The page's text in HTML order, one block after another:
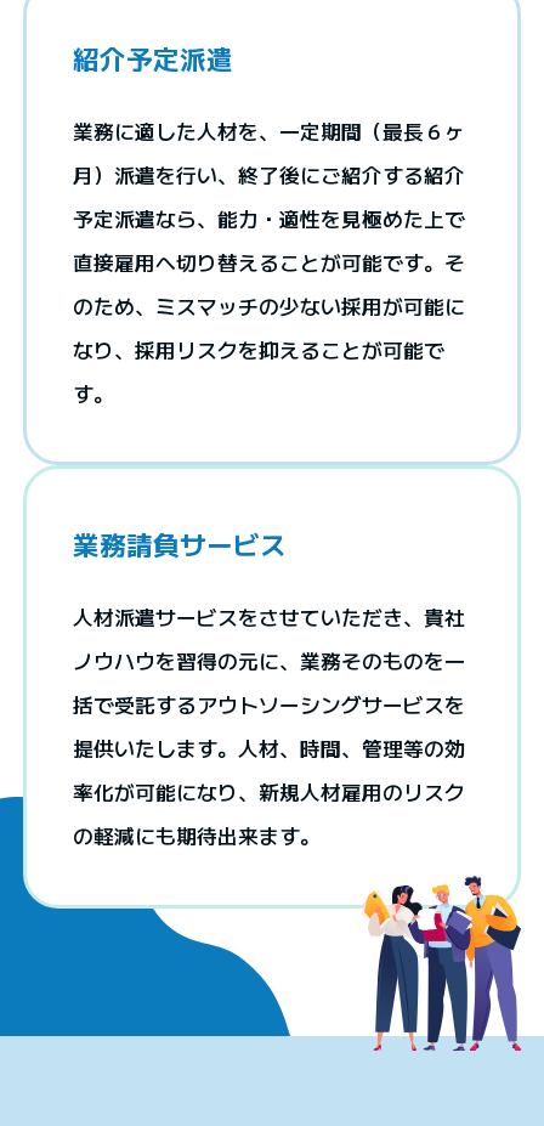
紹介予定派遣
業務に適した人材を、一定期間（最長６ヶ
月）派遣を行い、終了後にご紹介する紹介
予定派遣なら、能力・適性を見極めた上で
直接雇用へ切り替えることが可能です。そ
のため、ミスマッチの少ない採用が可能に
なり、採用リスクを抑えることが可能で
す。
業務請負サービス
人材派遣サービスをさせていただき、貴社
ノウハウを習得の元に、業務そのものを一
括で受託するアウトソーシングサービスを
提供いたします。人材、時間、管理等の効
率化が可能になり、新規人材雇用のリスク
の軽減にも期待出来ます。